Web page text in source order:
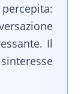
Il